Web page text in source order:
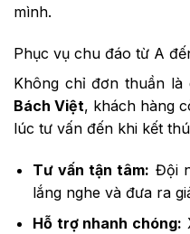
mình.
Phục vụ chu đáo từ A
Không chỉ đơn thuần
Bách Việt, khách hàng
lúc tư vấn đến khi kết
Tư vấn tận tâm: Đội
lắng nghe và đưa ra
Hỗ trợ nhanh chóng: